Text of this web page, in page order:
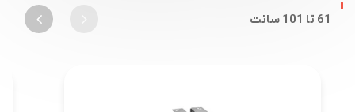
61 تا 101 سانت